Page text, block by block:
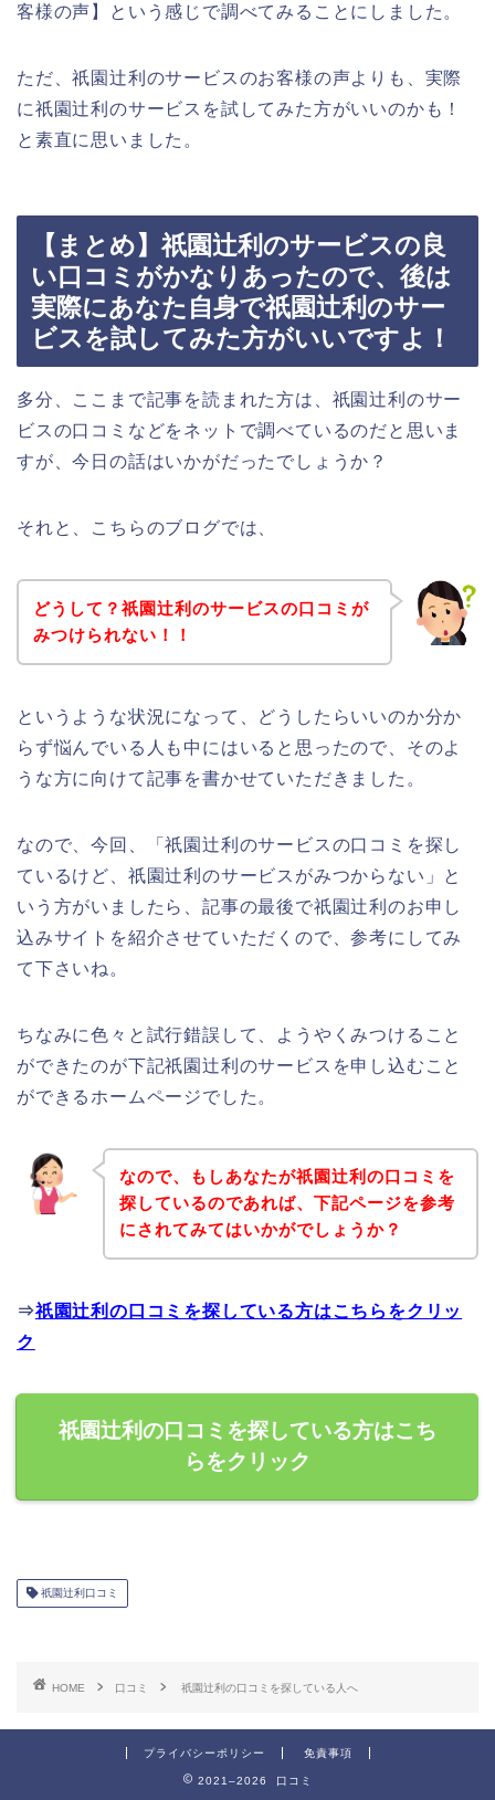
客様の声】という感じで調べてみることにしました。
ただ、祇園辻利のサービスのお客様の声よりも、実際
に祇園辻利のサービスを試してみた方がいいのかも！
と素直に思いました。
【まとめ】祇園辻利のサービスの良
い口コミがかなりあったので、後は
実際にあなた自身で祇園辻利のサー
ビスを試してみた方がいいですよ！
多分、ここまで記事を読まれた方は、祇園辻利のサー
ビスの口コミなどをネットで調べているのだと思いま
すが、今日の話はいかがだったでしょうか？
それと、こちらのブログでは、
どうして？祇園辻利のサービスの口コミが
みつけられない！！
というような状況になって、どうしたらいいのか分か
らず悩んでいる人も中にはいると思ったので、そのよ
うな方に向けて記事を書かせていただきました。
なので、今回、「祇園辻利のサービスの口コミを探し
ているけど、祇園辻利のサービスがみつからない」と
いう方がいましたら、記事の最後で祇園辻利のお申し
込みサイトを紹介させていただくので、参考にしてみ
て下さいね。
ちなみに色々と試行錯誤して、ようやくみつけること
ができたのが下記祇園辻利のサービスを申し込むこと
ができるホームページでした。
なので、もしあなたが祇園辻利の口コミを
探しているのであれば、下記ページを参考
にされてみてはいかがでしょうか？
⇒祇園辻利の口コミを探している方はこちらをクリッ
ク
祇園辻利の口コミを探している方はこち
らをクリック
祇園辻利口コミ
HOME 口コミ 祇園辻利の口コミを探している人へ
プライバシーポリシー 免責事項
2021–2026 口コミ